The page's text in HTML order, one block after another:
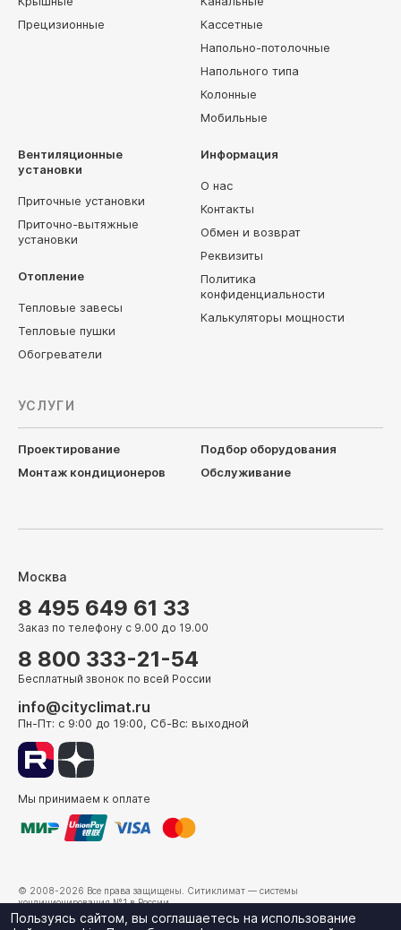
Прецизионные
Кассетные
Напольно-потолочные
Напольного типа
Колонные
Мобильные
Вентиляционные
установки
Приточные установки
Приточно-вытяжные
установки
Отопление
Тепловые завесы
Тепловые пушки
Обогреватели
Информация
О нас
Контакты
Обмен и возврат
Реквизиты
Политика
конфиденциальности
Калькуляторы мощности
УСЛУГИ
Проектирование
Подбор оборудования
Монтаж кондиционеров
Обслуживание
Москва
8 495 649 61 33
Заказ по телефону с 9.00 до 19.00
8 800 333-21-54
Бесплатный звонок по всей России
info@cityclimat.ru
Пн-Пт: с 9:00 до 19:00, Сб-Вс: выходной
Мы принимаем к оплате
© 2008-2026 Все права защищены. Ситиклимат — системы
кондиционирования №1 в России.
г. Москва, ул. Электрозаводская, д. 24
Пользуясь сайтом, вы соглашаетесь на использование